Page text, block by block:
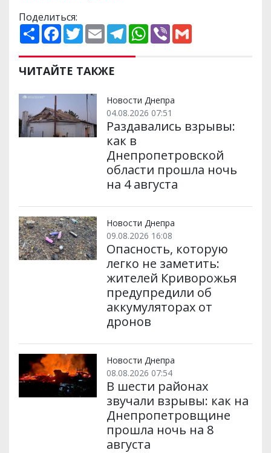
Поделиться:
П
о
ш
и
р
и
и
F
a
c
e
b
o
k
T
w
t
t
e
E
m
a
i
l
T
e
e
m
W
h
a
p
V
b
ЧИТАЙТЕ ТАКЖЕ
Новости Днепра
04.08.2026 07:51
Раздавались взрывы:
как в
Днепропетровской
области прошла ночь
на 4 августа
Новости Днепра
09.08.2026 16:08
Опасность, которую
легко не заметить:
жителей Криворожья
предупредили об
аккумуляторах от
дронов
Новости Днепра
08.08.2026 07:54
В шести районах
звучали взрывы: как на
Днепропетровщине
прошла ночь на 8
августа